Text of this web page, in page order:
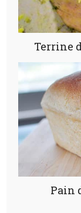
Terrine
Pain